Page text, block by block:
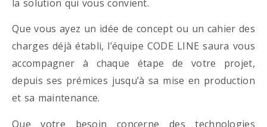
la solution qui vous convient.
Que vous ayez un idée de concept ou un cahier des
charges déjà établi, l’équipe CODE LINE saura vous
accompagner à chaque étape de votre projet,
depuis ses prémices jusqu’à sa mise en production
et sa maintenance.
Que votre besoin concerne des technologies